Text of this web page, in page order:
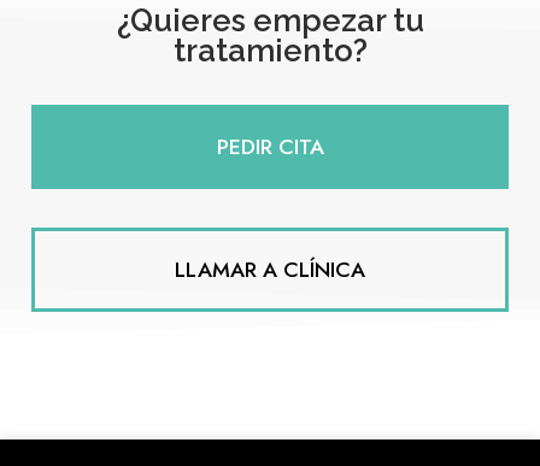
¿Quieres empezar tu
tratamiento?
PEDIR CITA
LLAMAR A CLÍNICA